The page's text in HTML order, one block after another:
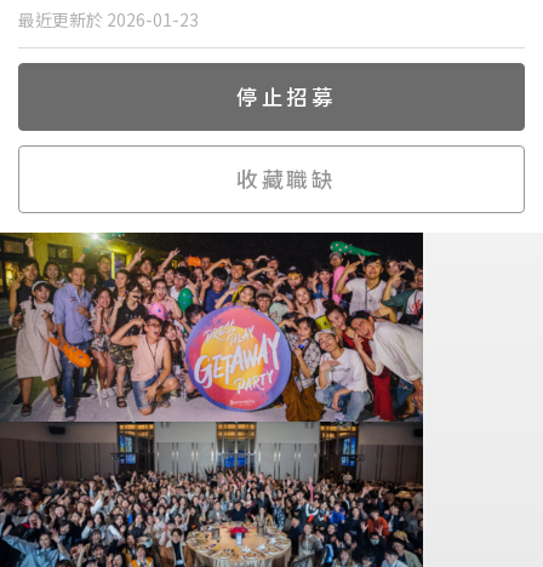
最近更新於 2026-01-23
停止招募
收藏職缺